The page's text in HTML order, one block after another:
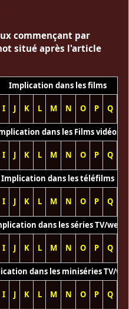
commençant par
situé après l'article
Implication dans les films
I J K L M N O P Q
dans les Films vidéos
I J K L M N O P Q
Implication dans les téléfilms
I J K L M N O P Q
dans les séries TV/web
I J K L M N O P Q
dans les miniséries TV/
I J K L M N O P Q